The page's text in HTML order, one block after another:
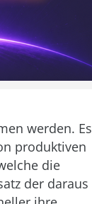
werden. Es
produktiven
die
der daraus